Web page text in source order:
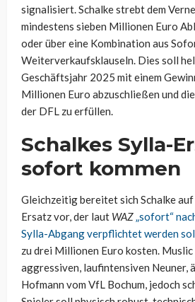
signalisiert. Schalke strebt dem
mindestens sieben Millionen Euro
oder über eine Kombination aus
Weiterverkaufsklauseln. Dies soll
Geschäftsjahr 2025 mit einem
Millionen Euro abzuschließen und
der DFL zu erfüllen.
Schalkes Sylla-
sofort kommen
Gleichzeitig bereitet sich Schalke
Ersatz vor, der laut WAZ„sofort“
Sylla-Abgang verpflichtet werden
zu drei Millionen Euro kosten. Muslic
aggressiven, laufintensiven Neuner,
Hofmann vom VfL Bochum, jedoch